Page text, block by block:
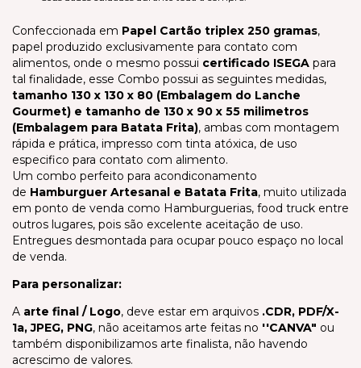
Confeccionada em Papel Cartão triplex 250 gramas,
papel produzido exclusivamente para contato com
alimentos, onde o mesmo possui certificado ISEGA para
tal finalidade, esse Combo possui as seguintes medidas,
tamanho 130 x 130 x 80 (Embalagem do Lanche
Gourmet) e tamanho de 130 x 90 x 55 milimetros
(Embalagem para Batata Frita), ambas com montagem
rápida e prática, impresso com tinta atóxica, de uso
especifico para contato com alimento.
Um combo perfeito para acondiconamento
de Hamburguer Artesanal e Batata Frita, muito utilizada
em ponto de venda como Hamburguerias, food truck entre
outros lugares, pois são excelente aceitação de uso.
Entregues desmontada para ocupar pouco espaço no local
de venda.
Para personalizar:
A arte final / Logo, deve estar em arquivos .CDR, PDF/X-
1a, JPEG, PNG, não aceitamos arte feitas no ''CANVA" ou
também disponibilizamos arte finalista, não havendo
acrescimo de valores.